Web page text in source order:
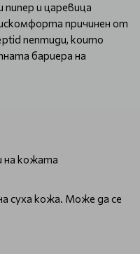
и царевица
причинен от
пептиди, които
бариера на
на кожата
суха кожа. Може да се